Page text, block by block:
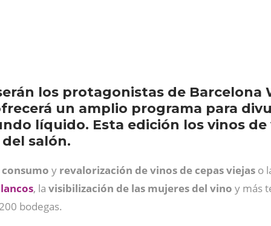
los protagonistas de Barcelona
un amplio programa para
líquido. Esta edición los vinos de
salón.
y revalorización de vinos de cepas viejas o
, la visibilización de las mujeres del vino y más
bodegas.